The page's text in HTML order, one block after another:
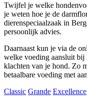
Twijfel je welke
je weten hoe je de
dierenspeciaalzaak in
persoonlijk advies.
Daarnaast kun je via de
welke voeding aansluit bij
klachten van je hond. Zo
betaalbare voeding met
Classic Grande Excellence